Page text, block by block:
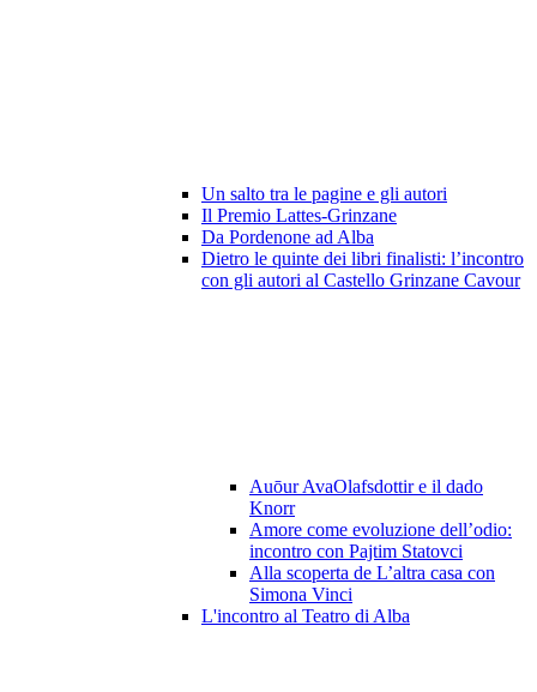
Un salto tra le pagine e gli autori
Il Premio Lattes-Grinzane
Da Pordenone ad Alba
Dietro le quinte dei libri finalisti: l’incontro
con gli autori al Castello Grinzane Cavour
Auōur AvaOlafsdottir e il dado
Knorr
Amore come evoluzione dell’odio:
incontro con Pajtim Statovci
Alla scoperta de L’altra casa con
Simona Vinci
L'incontro al Teatro di Alba